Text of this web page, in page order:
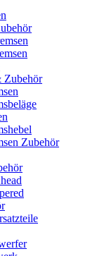
Zubehör
Zubehör